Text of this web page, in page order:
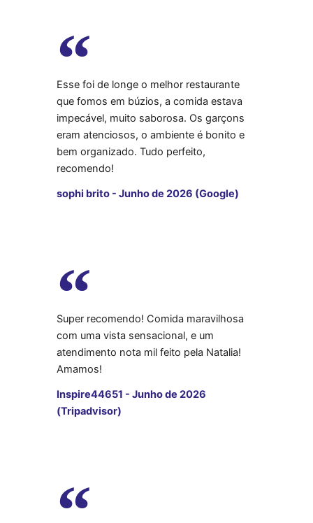
Esse foi de longe o melhor restaurante
que fomos em búzios, a comida estava
impecável, muito saborosa. Os garçons
eram atenciosos, o ambiente é bonito e
bem organizado. Tudo perfeito,
recomendo!
sophi brito - Junho de 2026 (Google)
Super recomendo! Comida maravilhosa
com uma vista sensacional, e um
atendimento nota mil feito pela Natalia!
Amamos!
Inspire44651 - Junho de 2026
(Tripadvisor)